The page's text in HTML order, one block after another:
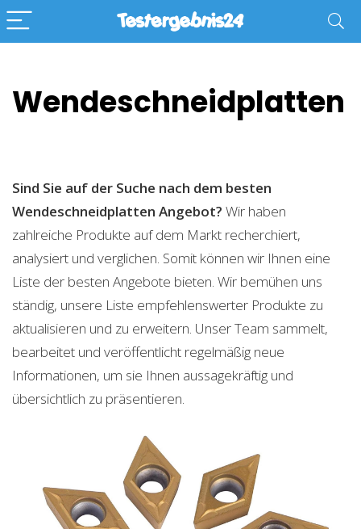
Wendeschneidplatten
Sind Sie auf der Suche nach dem besten
Wendeschneidplatten Angebot? Wir haben
zahlreiche Produkte auf dem Markt recherchiert,
analysiert und verglichen. Somit können wir Ihnen eine
Liste der besten Angebote bieten. Wir bemühen uns
ständig, unsere Liste empfehlenswerter Produkte zu
aktualisieren und zu erweitern. Unser Team sammelt,
bearbeitet und veröffentlicht regelmäßig neue
Informationen, um sie Ihnen aussagekräftig und
übersichtlich zu präsentieren.